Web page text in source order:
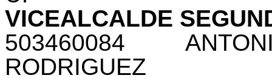
VICEALCALDE
503460084
RODRIGUEZ